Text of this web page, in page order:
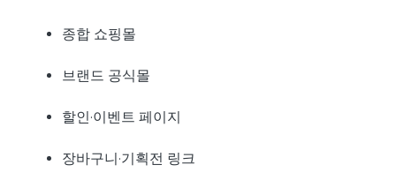
종합 쇼핑몰
브랜드 공식몰
할인·이벤트 페이지
장바구니·기획전 링크